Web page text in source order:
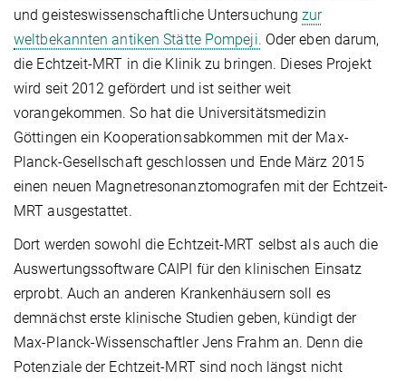
und geisteswissenschaftliche Untersuchungzur
weltbekannten antiken Stätte Pompeji. Oder eben darum,
die Echtzeit-MRT in die Klinik zu bringen. Dieses Projekt
wird seit 2012 gefördert und ist seither weit
vorangekommen. So hat die Universitätsmedizin
Göttingen ein Kooperationsabkommen mit der Max-
Planck-Gesellschaft geschlossen und Ende März 2015
einen neuen Magnetresonanztomografen mit der Echtzeit-
MRT ausgestattet.
Dort werden sowohl die Echtzeit-MRT selbst als auch die
Auswertungssoftware CAIPI für den klinischen Einsatz
erprobt. Auch an anderen Krankenhäusern soll es
demnächst erste klinische Studien geben, kündigt der
Max-Planck-Wissenschaftler Jens Frahm an. Denn die
Potenziale der Echtzeit-MRT sind noch längst nicht